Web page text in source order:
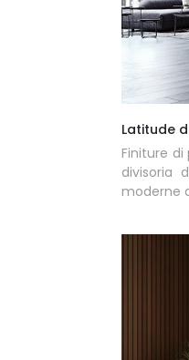
Latitude
Finiture di
divisoria
moderne